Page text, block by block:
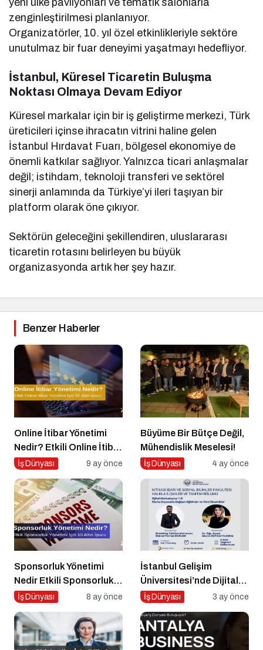
yeni ülke pavilyonları ve tematik salonlarla
zenginleştirilmesi planlanıyor.
Organizatörler, 10. yıl özel etkinlikleriyle sektöre
unutulmaz bir fuar deneyimi yaşatmayı hedefliyor.
İstanbul, Küresel Ticaretin Buluşma
Noktası Olmaya Devam Ediyor
Küresel markalar için bir iş geliştirme merkezi, Türk
üreticileri içinse ihracatın vitrini haline gelen
İstanbul Hırdavat Fuarı, bölgesel ekonomiye de
önemli katkılar sağlıyor. Yalnızca ticari anlaşmalar
değil; istihdam, teknoloji transferi ve sektörel
sinerji anlamında da Türkiye’yi ileri taşıyan bir
platform olarak öne çıkıyor.
Sektörün geleceğini şekillendiren, uluslararası
ticaretin rotasını belirleyen bu büyük
organizasyonda artık her şey hazır.
Benzer Haberler
Online İtibar Yönetimi
Nedir? Etkili Online İtibar
Yönetimi İçin 10 Altın
İş Dünyası 9 ay önce
Büyüme Bir Bütçe Değil,
Mühendislik Meselesi!
İş Dünyası 4 ay önce
Sponsorluk Yönetimi
Nedir Etkili Sponsorluk
Yönetimi İçin 10 Altın
İş Dünyası 8 ay önce
İstanbul Gelişim
Üniversitesi’nde Dijital
Markalaşma 1.0 Etkinliği
İş Dünyası 3 ay önce